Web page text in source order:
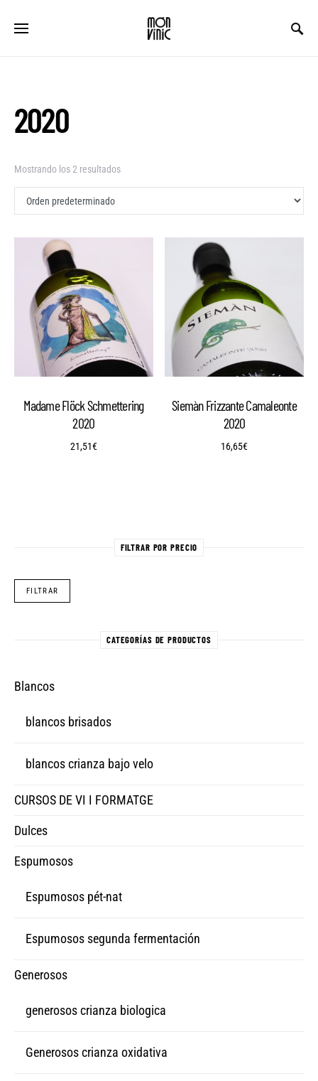
2020
Mostrando los 2 resultados
Madame Flöck Schmettering
2020
21,51€
Siemàn Frizzante Camaleonte
2020
16,65€
FILTRAR POR PRECIO
FILTRAR
CATEGORÍAS DE PRODUCTOS
Blancos
blancos brisados
blancos crianza bajo velo
CURSOS DE VI I FORMATGE
Dulces
Espumosos
Espumosos pét-nat
Espumosos segunda fermentación
Generosos
generosos crianza biologica
Generosos crianza oxidativa